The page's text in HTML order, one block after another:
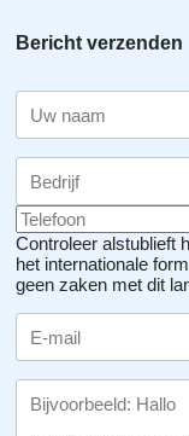
Bericht verzenden
Controleer alstublieft
het internationale
geen zaken met dit